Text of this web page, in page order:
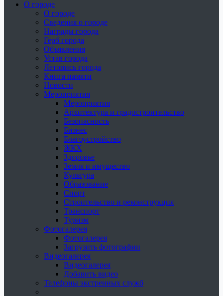
О городе
О городе
Сведения о городе
Награды города
Герб города
Объявления
Устав города
Летопись города
Книга памяти
Новости
Мероприятия
Мероприятия
Архитектура и градостроительство
Безопасность
Бизнес
Благоустройство
ЖКХ
Здоровье
Земля и имущество
Культура
Образование
Спорт
Строительство и реконструкция
Транспорт
Туризм
Фотогалерея
Фотогалерея
Загрузить фотографии
Видеогалерея
Видеогалерея
Добавить видео
Телефоны экстренных служб